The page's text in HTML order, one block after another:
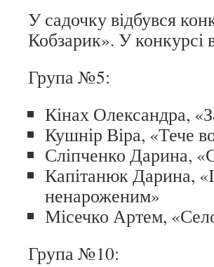
У садочку відбувся
Кобзарик». У конкурсі
Група №5:
Кінах Олександра,
Кушнір Віра, «Тече
Сліпченко Дарина,
Капітанюк Дарина,
ненароженим»
Місечко Артем,
Група №10: